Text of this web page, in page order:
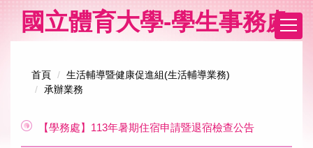
主
國立體育大學-學生事務處
首頁
生活輔導暨健康促進組(生活輔導業務)
承辦業務
【學務處】113年暑期住宿申請暨退宿檢查公告